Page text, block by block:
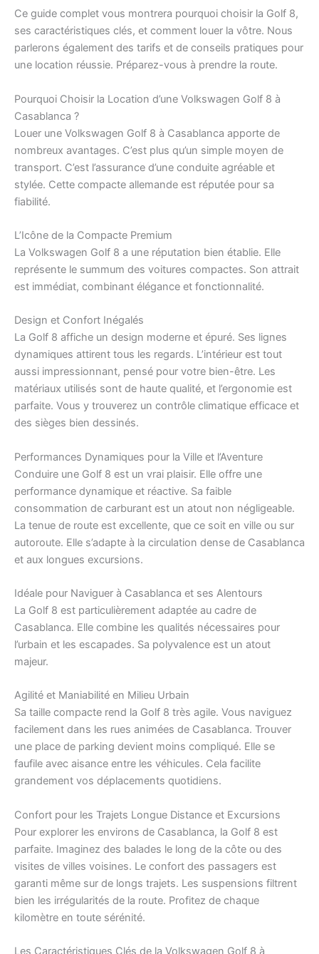
Ce guide complet vous montrera pourquoi choisir la Golf 8,
ses caractéristiques clés, et comment louer la vôtre. Nous
parlerons également des tarifs et de conseils pratiques pour
une location réussie. Préparez-vous à prendre la route.
Pourquoi Choisir la Location d’une Volkswagen Golf 8 à
Casablanca ?
Louer une Volkswagen Golf 8 à Casablanca apporte de
nombreux avantages. C’est plus qu’un simple moyen de
transport. C’est l’assurance d’une conduite agréable et
stylée. Cette compacte allemande est réputée pour sa
fiabilité.
L’Icône de la Compacte Premium
La Volkswagen Golf 8 a une réputation bien établie. Elle
représente le summum des voitures compactes. Son attrait
est immédiat, combinant élégance et fonctionnalité.
Design et Confort Inégalés
La Golf 8 affiche un design moderne et épuré. Ses lignes
dynamiques attirent tous les regards. L’intérieur est tout
aussi impressionnant, pensé pour votre bien-être. Les
matériaux utilisés sont de haute qualité, et l’ergonomie est
parfaite. Vous y trouverez un contrôle climatique efficace et
des sièges bien dessinés.
Performances Dynamiques pour la Ville et l’Aventure
Conduire une Golf 8 est un vrai plaisir. Elle offre une
performance dynamique et réactive. Sa faible
consommation de carburant est un atout non négligeable.
La tenue de route est excellente, que ce soit en ville ou sur
autoroute. Elle s’adapte à la circulation dense de Casablanca
et aux longues excursions.
Idéale pour Naviguer à Casablanca et ses Alentours
La Golf 8 est particulièrement adaptée au cadre de
Casablanca. Elle combine les qualités nécessaires pour
l’urbain et les escapades. Sa polyvalence est un atout
majeur.
Agilité et Maniabilité en Milieu Urbain
Sa taille compacte rend la Golf 8 très agile. Vous naviguez
facilement dans les rues animées de Casablanca. Trouver
une place de parking devient moins compliqué. Elle se
faufile avec aisance entre les véhicules. Cela facilite
grandement vos déplacements quotidiens.
Confort pour les Trajets Longue Distance et Excursions
Pour explorer les environs de Casablanca, la Golf 8 est
parfaite. Imaginez des balades le long de la côte ou des
visites de villes voisines. Le confort des passagers est
garanti même sur de longs trajets. Les suspensions filtrent
bien les irrégularités de la route. Profitez de chaque
kilomètre en toute sérénité.
Les Caractéristiques Clés de la Volkswagen Golf 8 à